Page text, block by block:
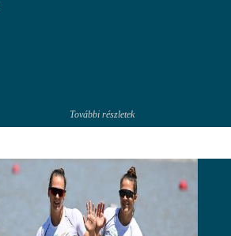
További részletek